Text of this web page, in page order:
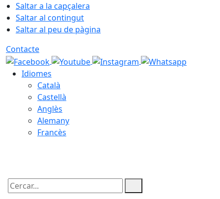
Saltar a la capçalera
Saltar al contingut
Saltar al peu de pàgina
Contacte
Idiomes
Català
Castellà
Anglès
Alemany
Francès
Cercar: